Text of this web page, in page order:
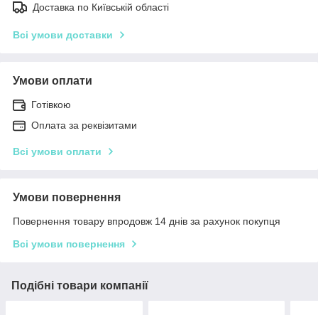
Доставка по Київській області
Всі умови доставки
Умови оплати
Готівкою
Оплата за реквізитами
Всі умови оплати
Умови повернення
Повернення товару впродовж 14 днів за рахунок покупця
Всі умови повернення
Подібні товари компанії